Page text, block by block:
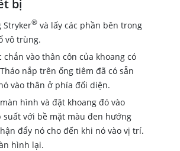
bị
Stryker® và lấy các phần bên trong
vô trùng.
chắn vào thân côn của khoang có
nắp trên ống tiêm đã có sẵn
vào thân ở phía đối diện.
hình và đặt khoang đó vào
suất với bề mặt màu đen hướng
đẩy nó cho đến khi nó vào vị trí.
hình lại.